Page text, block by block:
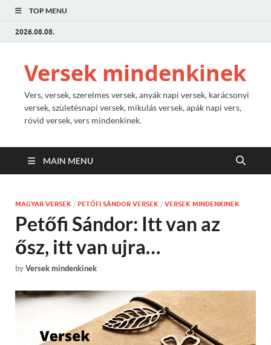
TOP MENU
2026.08.08.
Versek mindenkinek
Vers, versek, szerelmes versek, anyák napi versek, karácsonyi
versek, születésnapi versek, mikulás versek, apák napi vers,
rövid versek, vers mindenkinek.
MAIN MENU
MAGYAR VERSEK / PETŐFI SÁNDOR VERSEK / VERSEK MINDENKINEK
Petőfi Sándor: Itt van az
ősz, itt van ujra…
byVersek mindenkinek